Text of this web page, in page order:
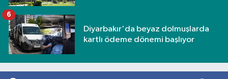
Diyarbakır'da beyaz dolmuşlarda
kartlı ödeme dönemi başlıyor
6